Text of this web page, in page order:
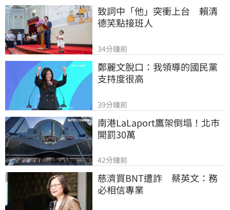
致詞中「他」突衝上台　賴清
德笑點接班人
34分鐘前
鄭麗文脫口：我領導的國民黨
支持度很高
39分鐘前
南港LaLaport鷹架倒塌！北市
開罰30萬
42分鐘前
慈濟買BNT遭詐　蔡英文：務
必相信專業